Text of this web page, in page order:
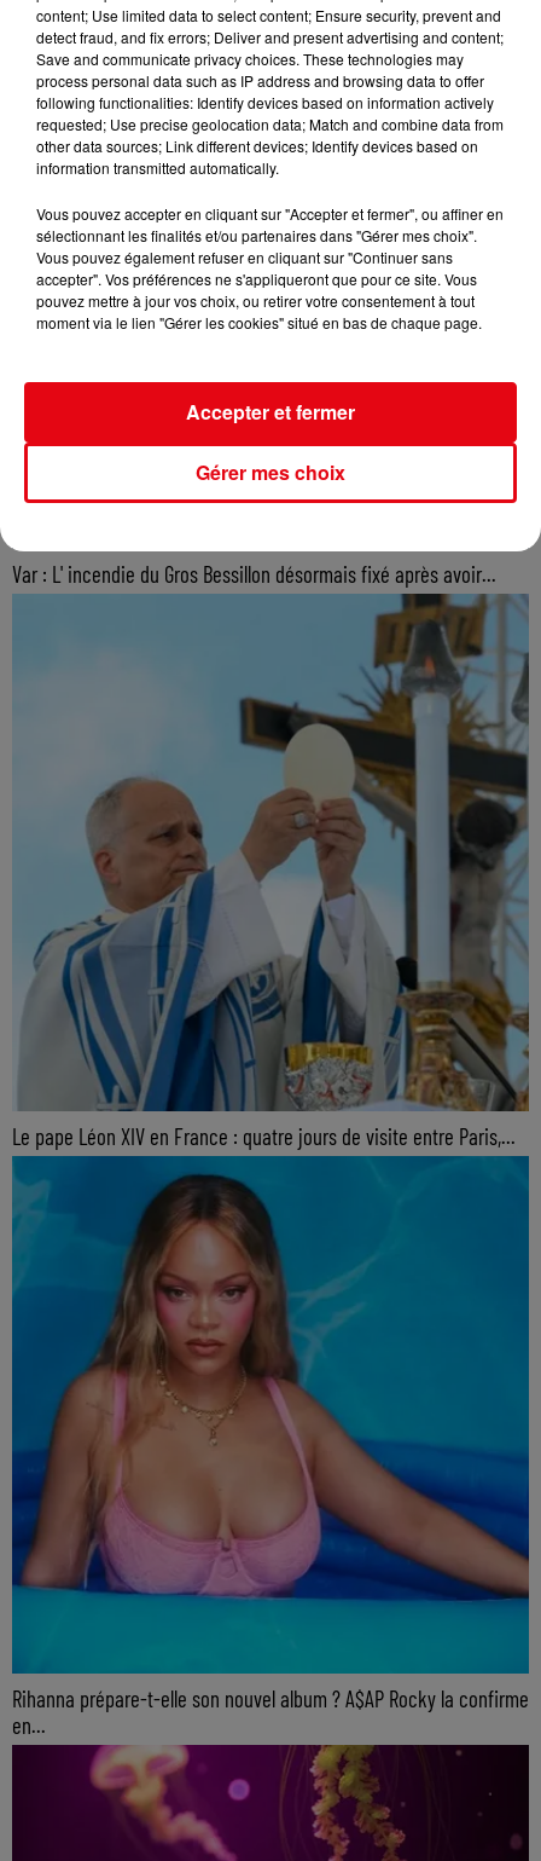
Nuits des étoiles 2026 : trois soirées pour observer le ciel et...
Var : L' incendie du Gros Bessillon désormais fixé après avoir...
Le pape Léon XIV en France : quatre jours de visite entre Paris,...
Rihanna prépare-t-elle son nouvel album ? A$AP Rocky la confirme
en...
content; Use limited data to select content; Ensure security, prevent and
detect fraud, and fix errors; Deliver and present advertising and content;
Save and communicate privacy choices. These technologies may
process personal data such as IP address and browsing data to offer
following functionalities: Identify devices based on information actively
requested; Use precise geolocation data; Match and combine data from
other data sources; Link different devices; Identify devices based on
information transmitted automatically.
Vous pouvez accepter en cliquant sur "Accepter et fermer", ou affiner en
sélectionnant les finalités et/ou partenaires dans "Gérer mes choix".
Vous pouvez également refuser en cliquant sur "Continuer sans
accepter". Vos préférences ne s'appliqueront que pour ce site. Vous
pouvez mettre à jour vos choix, ou retirer votre consentement à tout
moment via le lien "Gérer les cookies" situé en bas de chaque page.
Gérer mes choix
Accepter et fermer